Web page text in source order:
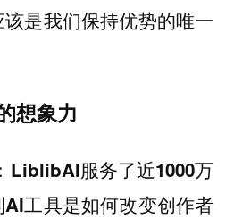
是我们保持优势的唯一
想象力
LiblibAI服务了近1000万
工具是如何改变创作者